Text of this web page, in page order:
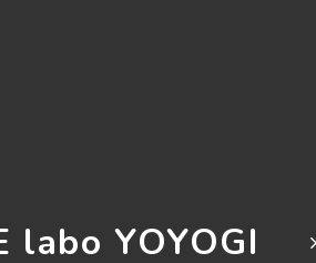
labo YOYOGI